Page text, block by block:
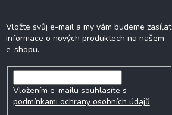
Vložte svůj e-mail a my vám budeme zasílat
informace o nových produktech na našem
e-shopu.
Vložením e-mailu souhlasíte s
podmínkami ochrany osobních údajů